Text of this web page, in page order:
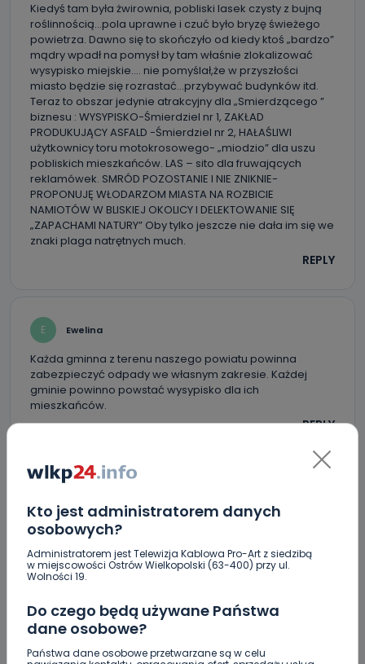
Kto jest administratorem danych
osobowych?
Administratorem jest Telewizja Kablowa Pro-Art z siedzibą
w miejscowości Ostrów Wielkopolski (63-400) przy ul.
Wolności 19.
Do czego będą używane Państwa
dane osobowe?
Państwa dane osobowe przetwarzane są w celu
Kiedyś tam była żwirownia, pobliski lasek czysty z bujną
roślinnością…pola uprawne i czuć było bryzę świeżego
powietrza. Dawno się to skończyło od kiedy ktoś „bardzo”
mądry wpadł na pomysł by tam właśnie zlokalizować
wysypisko miejskie…. nie pomyślał,że w przyszłości
miasto będzie się rozrastać…przybywać budynków itd.
Teraz to obszar jedynie atrakcyjny dla „Smierdzącego ”
biznesu : WYSYPISKO-Śmierdziel nr 1, ZAKŁAD
PRODUKUJĄCY ASFALD -Śmierdziel nr 2, HAŁAŚLIWI
użytkownicy toru motokrosowego- „miodzio” dla uszu
pobliskich mieszkańców. LAS – sito dla fruwających
reklamówek. SMRÓD POZOSTANIE I NIE ZNIKNIE-
PROPONUJĘ WŁODARZOM MIASTA NA ROZBICIE
NAMIOTÓW W BLISKIEJ OKOLICY I DELEKTOWANIE SIĘ
„ZAPACHAMI NATURY” Oby tylko jeszcze nie dała im się we
znaki plaga natrętnych much.
REPLY
E Ewelina
Każda gminna z terenu naszego powiatu powinna
zabezpieczyć odpady we własnym zakresie. Każdej
gminie powinno powstać wysypisko dla ich
mieszkańców.
REPLY
Gminny powinny zabezpieczyć odpady we własnym
zakresie.
REPLY
A Arek
Trzeba było myśleć jaj się kupowało działki w tym rejonie